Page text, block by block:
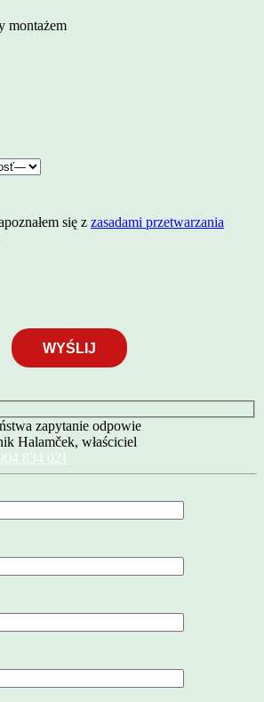
montażem
się z zasadami przetwarzania
zapytanie odpowie
Halamček, właściciel
834 021